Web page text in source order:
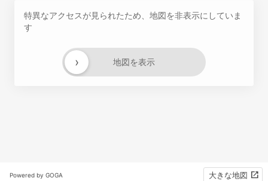
特異なアクセスが見られたため、地図を非表示にしていま
す
地図を表示
›
Powered by GOGA 大きな地図